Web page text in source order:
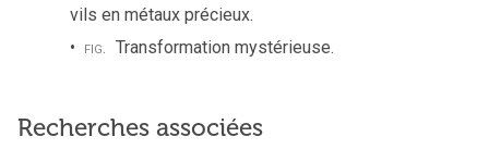
vils en métaux précieux.
fig. Transformation mystérieuse.
Recherches associées